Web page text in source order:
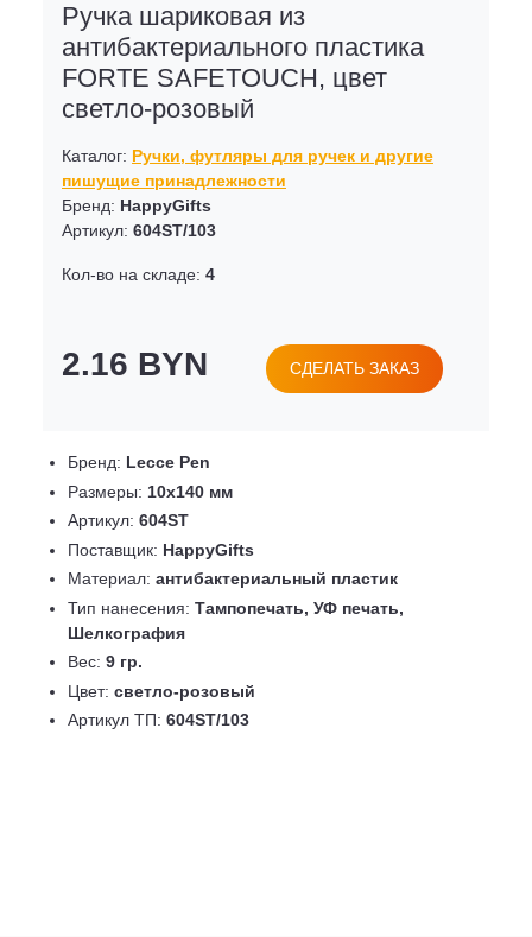
Ручка шариковая из
антибактериального пластика
FORTE SAFETOUCH, цвет
светло-розовый
Каталог: Ручки, футляры для ручек и другие
пишущие принадлежности
Бренд: HappyGifts
Артикул: 604ST/103
Кол-во на складе: 4
2.16 BYN СДЕЛАТЬ ЗАКАЗ
Бренд: Lecce Pen
Размеры: 10х140 мм
Артикул: 604ST
Поставщик: HappyGifts
Материал: антибактериальный пластик
Тип нанесения: Тампопечать, УФ печать,
Шелкография
Вес: 9 гр.
Цвет: светло-розовый
Артикул ТП: 604ST/103